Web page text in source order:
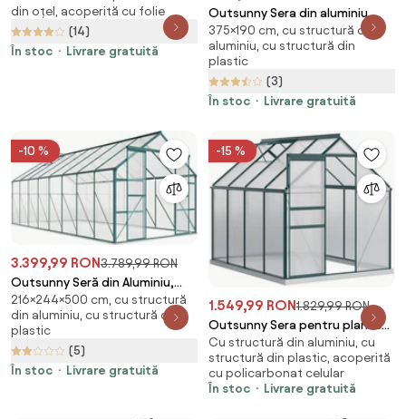
și Acoperiș Învelit PE pentru
Plante, 3,5x3x2 m, Verde |
Aosom Romania
din oțel, acoperită cu folie
(14)
În stoc
Livrare gratuită
Outsunny Sera din aluminiu
pentru plante cu ventilatie,
sera pentru legume, fructe,
ierburi 190 x 375cm, Verde |
Aosom Romania
375×190 cm, cu structură din
aluminiu, cu structură din
plastic
(3)
În stoc
Livrare gratuită
-10 %
3.399,99 RON3.789,99 RON
Outsunny Seră din Aluminiu,
Seră de Grădină din
Policarbonat pentru Plante,
Legume, Fructe, 244x500x216
cm, Transparentă | Aosom
Romania
216×244×500 cm, cu structură
din aluminiu, cu structură din
plastic
(5)
În stoc
Livrare gratuită
-15 %
1.549,99 RON1.829,99 RON
Outsunny Sera pentru plante
din aluminiu kit sera de gradina
walk-in din policarbonat cu
ventilatie, Verde | Aosom
Cu structură din aluminiu, cu
structură din plastic, acoperită
cu policarbonat celular
În stoc
Livrare gratuită